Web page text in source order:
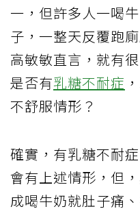
一，但許多人一喝
子，一整天反覆跑
高敏敏直言，就有
是否有乳糖不耐症
不舒服情形？
確實，有乳糖不耐
會有上述情形，但
成喝牛奶就肚子痛